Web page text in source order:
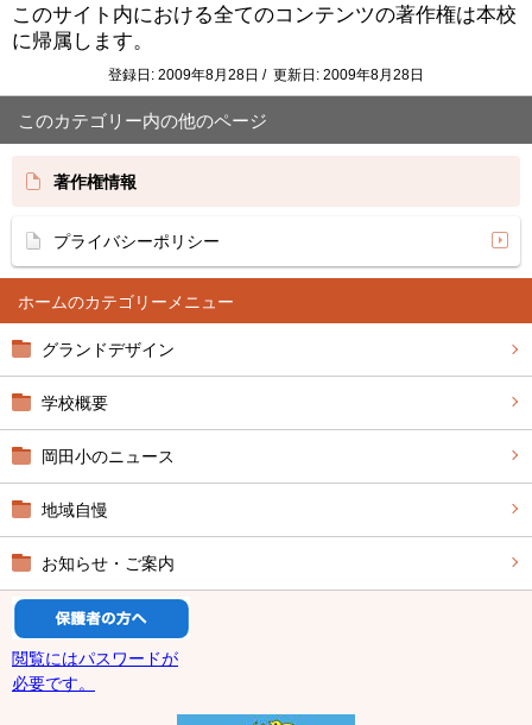
ホーム
グランドデザイン
学校概要
岡田小のニュース
地域自慢
お知らせ・ご案内
閲覧にはパスワードが
必要です。
このサイト内における全てのコンテンツの著作権は本校
に帰属します。
登録日: 2009年8月28日 / 更新日: 2009年8月28日
このカテゴリー内の他のページ
著作権情報
プライバシーポリシー